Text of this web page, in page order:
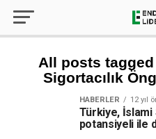
All posts
Sigortacılık
HABERLER 12 yıl
Türkiye, İslami
potansiyeli ile